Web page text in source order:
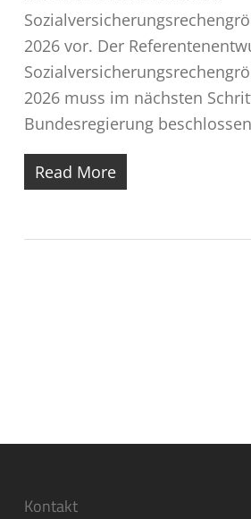
2026 vor. Der
2026 muss im nächsten
Bundesregierung
Read More
Kontakt